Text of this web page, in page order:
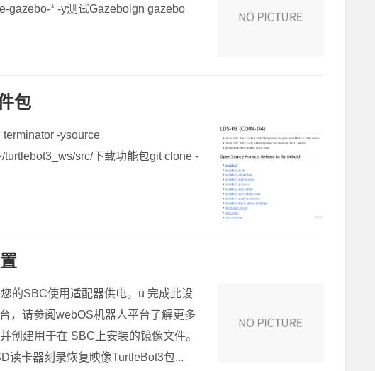
gazebo-* -y测试Gazeboign gazebo
包
-ysource
src/下载功能包git clone -
的SBC使用适配器供电。ü 完成此设
，请参阅webOS机器人平台了解更多
创建用于在 SBC上安装的镜像文件。
读卡器刻录恢复映像TurtleBot3包...